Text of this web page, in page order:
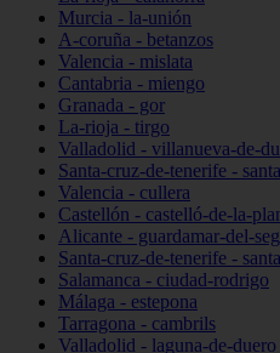
Murcia - la-unión
A-coruña - betanzos
Valencia - mislata
Cantabria - miengo
Granada - gor
La-rioja - tirgo
Valladolid - villanueva-de-
Santa-cruz-de-tenerife -
Valencia - cullera
Castellón - castelló-de-la-
Alicante - guardamar-del-
Santa-cruz-de-tenerife -
Salamanca - ciudad-rodrigo
Málaga - estepona
Tarragona - cambrils
Valladolid - laguna-de-duero